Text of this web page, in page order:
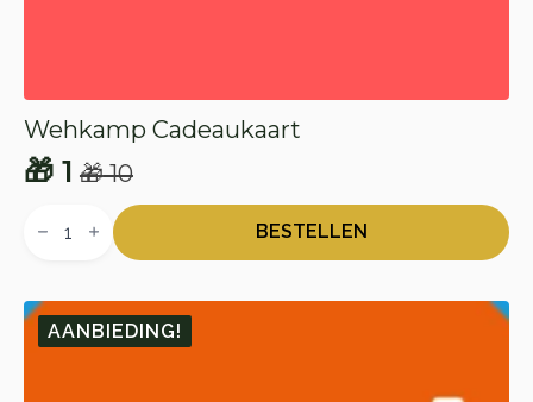
Wehkamp Cadeaukaart
🎁10
Oorspronkelijke
prijs
🎁 10.
🎁 1
Huidige
prijs
🎁 1.
Cadeaukaart
BESTELLEN
AANBIEDING!